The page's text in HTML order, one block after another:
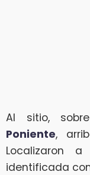
Al sitio,
Poniente,
Localizaron
identificada